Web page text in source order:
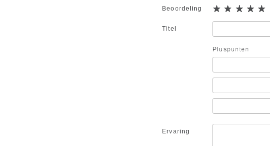
Beoordeling
Titel
Pluspunten
Ervaring